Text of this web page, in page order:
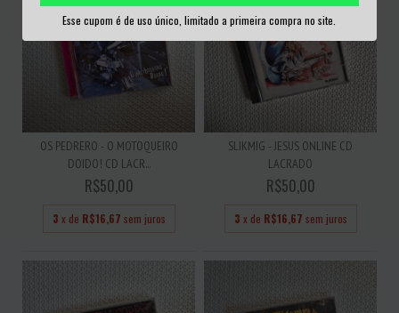
Esse cupom é de uso único, limitado a primeira compra no site.
OS PEDRERO - O MOTOQUEIRO
DOIDO! CD LACR...
R$50,00
3 x de R$16,67 sem juros
SLIKMIG - JESUS ONLINE CD
LACRADO
R$50,00
3 x de R$16,67 sem juros